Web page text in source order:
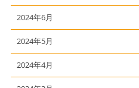
2024年6月
2024年5月
2024年4月